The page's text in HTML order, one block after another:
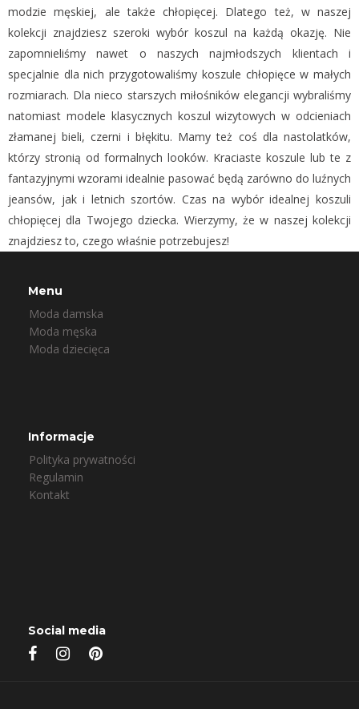
modzie męskiej, ale także chłopięcej. Dlatego też, w naszej
kolekcji znajdziesz szeroki wybór koszul na każdą okazję. Nie
zapomnieliśmy nawet o naszych najmłodszych klientach i
specjalnie dla nich przygotowaliśmy koszule chłopięce w małych
rozmiarach. Dla nieco starszych miłośników elegancji wybraliśmy
natomiast modele klasycznych koszul wizytowych w odcieniach
złamanej bieli, czerni i błękitu. Mamy też coś dla nastolatków,
którzy stronią od formalnych looków. Kraciaste koszule lub te z
fantazyjnymi wzorami idealnie pasować będą zarówno do luźnych
jeansów, jak i letnich szortów. Czas na wybór idealnej koszuli
chłopięcej dla Twojego dziecka. Wierzymy, że w naszej kolekcji
znajdziesz to, czego właśnie potrzebujesz!
Menu
Moda damska
Moda męska
Moda dziecięca
Informacje
Polityka prywatności
Regulamin
Kontakt
Social media